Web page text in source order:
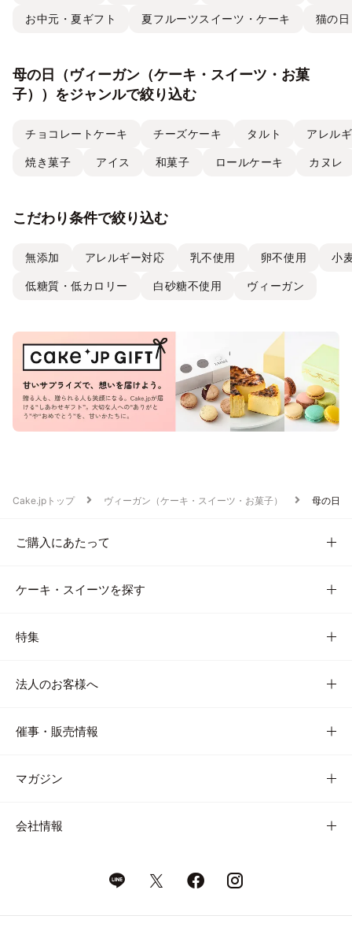
お中元・夏ギフト 夏フルーツスイーツ・ケーキ 猫の日
母の日（ヴィーガン（ケーキ・スイーツ・お菓
子））をジャンルで絞り込む
チョコレートケーキ チーズケーキ タルト アレル
焼き菓子 アイス 和菓子 ロールケーキ カヌレ
こだわり条件で絞り込む
無添加 アレルギー対応 乳不使用 卵不使用 小
低糖質・低カロリー 白砂糖不使用 ヴィーガン
Cake.jpトップ ヴィーガン（ケーキ・スイーツ・お菓子） 母の日
ご購入にあたって
ケーキ・スイーツを探す
特集
法人のお客様へ
催事・販売情報
マガジン
会社情報